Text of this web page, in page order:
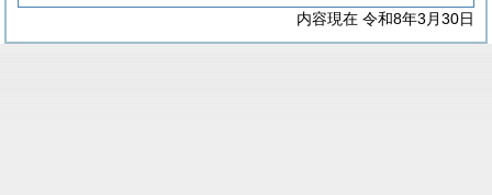
内容現在 令和8年3月30日